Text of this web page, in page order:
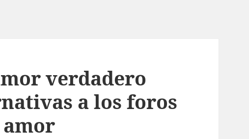
verdadero
a los foros
amor